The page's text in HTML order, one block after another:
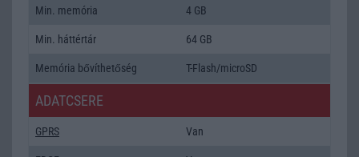
Min. memória 4 GB
Min. háttértár 64 GB
Memória bővíthetőség T-Flash/microSD
ADATCSERE
GPRS Van